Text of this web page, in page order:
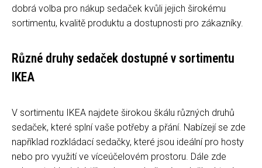
dobrá volba pro nákup sedaček kvůli jejich širokému
sortimentu, kvalitě produktu a dostupnosti pro zákazníky.
Různé druhy sedaček dostupné v sortimentu
IKEA
V sortimentu IKEA najdete širokou škálu různých druhů
sedaček, které splní vaše potřeby a přání. Nabízejí se zde
například rozkládací sedačky, které jsou ideální pro hosty
nebo pro využití ve víceúčelovém prostoru. Dále zde